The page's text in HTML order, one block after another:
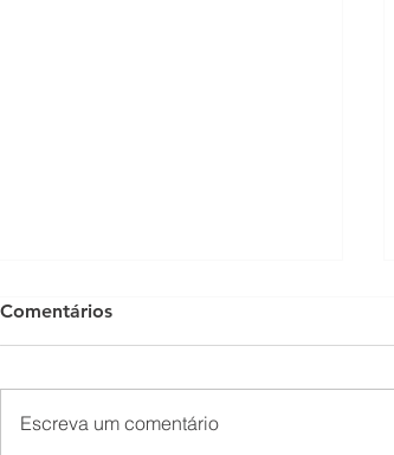
Comentários
Escreva um comentário